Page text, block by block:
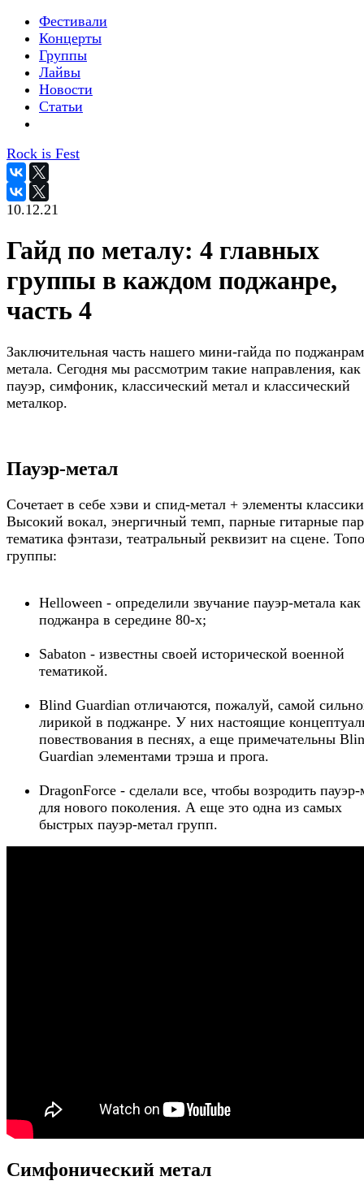
Фестивали
Концерты
Группы
Лайвы
Новости
Статьи
Rock is Fest
10.12.21
Гайд по металу: 4 главных
группы в каждом поджанре,
часть 4
Заключительная часть нашего мини-гайда по поджанрам
метала. Сегодня мы рассмотрим такие направления, как
пауэр, симфоник, классический метал и классический
металкор.
Пауэр-метал
Сочетает в себе хэви и спид-метал + элементы
Высокий вокал, энергичный темп, парные гитарные
тематика фэнтази, театральный реквизит на сцене.
группы:
Helloween - определили звучание пауэр-метала как
поджанра в середине 80-х;
Sabaton - известны своей исторической военной
тематикой.
Blind Guardian отличаются, пожалуй, самой
лирикой в поджанре. У них настоящие
повествования в песнях, а еще примечательны
Guardian элементами трэша и прога.
DragonForce - сделали все, чтобы возродить пауэр-
для нового поколения. А еще это одна из самых
быстрых пауэр-метал групп.
Симфонический метал